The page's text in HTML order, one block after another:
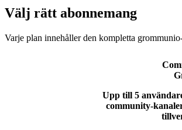
Välj rätt abonnemang
Varje plan innehåller den kompletta
Upp till 5
community-